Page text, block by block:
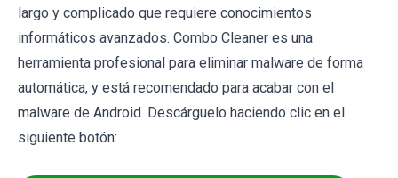
largo y complicado que requiere conocimientos
informáticos avanzados. Combo Cleaner es una
herramienta profesional para eliminar malware de forma
automática, y está recomendado para acabar con el
malware de Android. Descárguelo haciendo clic en el
siguiente botón: